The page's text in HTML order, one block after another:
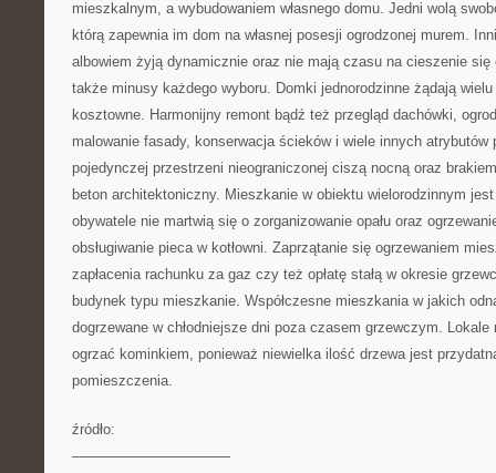
mieszkalnym, a wybudowaniem własnego domu. Jedni wolą
którą zapewnia im dom na własnej posesji ogrodzonej murem.
albowiem żyją dynamicznie oraz nie mają czasu na cieszenie się
także minusy każdego wyboru. Domki jednorodzinne żądają
kosztowne. Harmonijny remont bądź też przegląd dachówki,
malowanie fasady, konserwacja ścieków i wiele innych atrybutów
pojedynczej przestrzeni nieograniczonej ciszą nocną oraz
beton architektoniczny. Mieszkanie w obiektu wielorodzinnym
obywatele nie martwią się o zorganizowanie opału oraz
obsługiwanie pieca w kotłowni. Zaprzątanie się ogrzewaniem
zapłacenia rachunku za gaz czy też opłatę stałą w okresie
budynek typu mieszkanie. Współczesne mieszkania w jakich
dogrzewane w chłodniejsze dni poza czasem grzewczym.
ogrzać kominkiem, ponieważ niewielka ilość drzewa jest
pomieszczenia.
źródło:
———————————